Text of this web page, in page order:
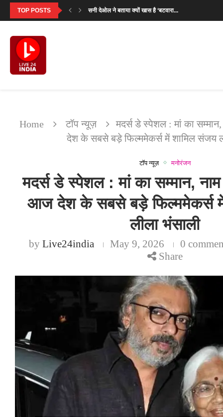
TOP POSTS सनी देओल ने बताया क्यों खास है ‘बटवारा...
Home टॉप न्यूज़
मदर्स डे स्पेशल : मां का
देश के सबसे बड़े फिल्ममेकर्स में शामिल संजय
टॉप न्यूज़ मनोरंजन
मदर्स डे स्पेशल : मां का सम्मान, नाम
आज देश के सबसे बड़े फिल्ममेकर्स
लीला भंसाली
byLive24india May 9, 2026
0
Share